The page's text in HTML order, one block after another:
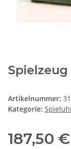
Artikelnummer:
Kategorie:
187,50 €